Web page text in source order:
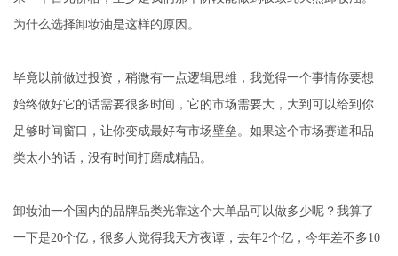
为什么选择卸妆油是这样的原因。
毕竟以前做过投资，稍微有一点逻辑思维，我觉得一个事情你要想
始终做好它的话需要很多时间，它的市场需要大，大到可以给到你
足够时间窗口，让你变成最好有市场壁垒。如果这个市场赛道和品
类太小的话，没有时间打磨成精品。
卸妆油一个国内的品牌品类光靠这个大单品可以做多少呢？我算了
一下是20个亿，很多人觉得我天方夜谭，去年2个亿，今年差不多10